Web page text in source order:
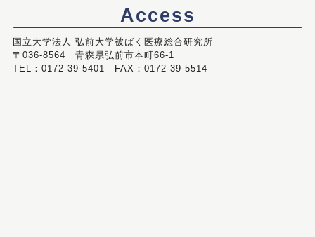
Access
国立大学法人 弘前大学被ばく医療総合研究所
〒036-8564 青森県弘前市本町66-1
TEL：0172-39-5401 FAX：0172-39-5514